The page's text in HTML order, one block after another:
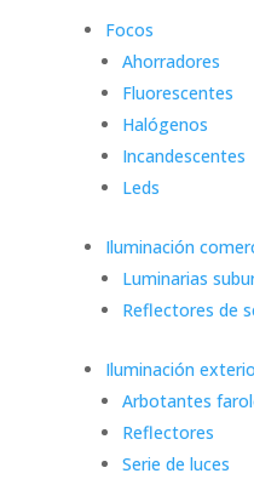
Focos
Ahorradores
Fluorescentes
Halógenos
Incandescentes
Leds
Iluminación
Luminarias
Reflectores de
Iluminación
Arbotantes
Reflectores
Serie de luces